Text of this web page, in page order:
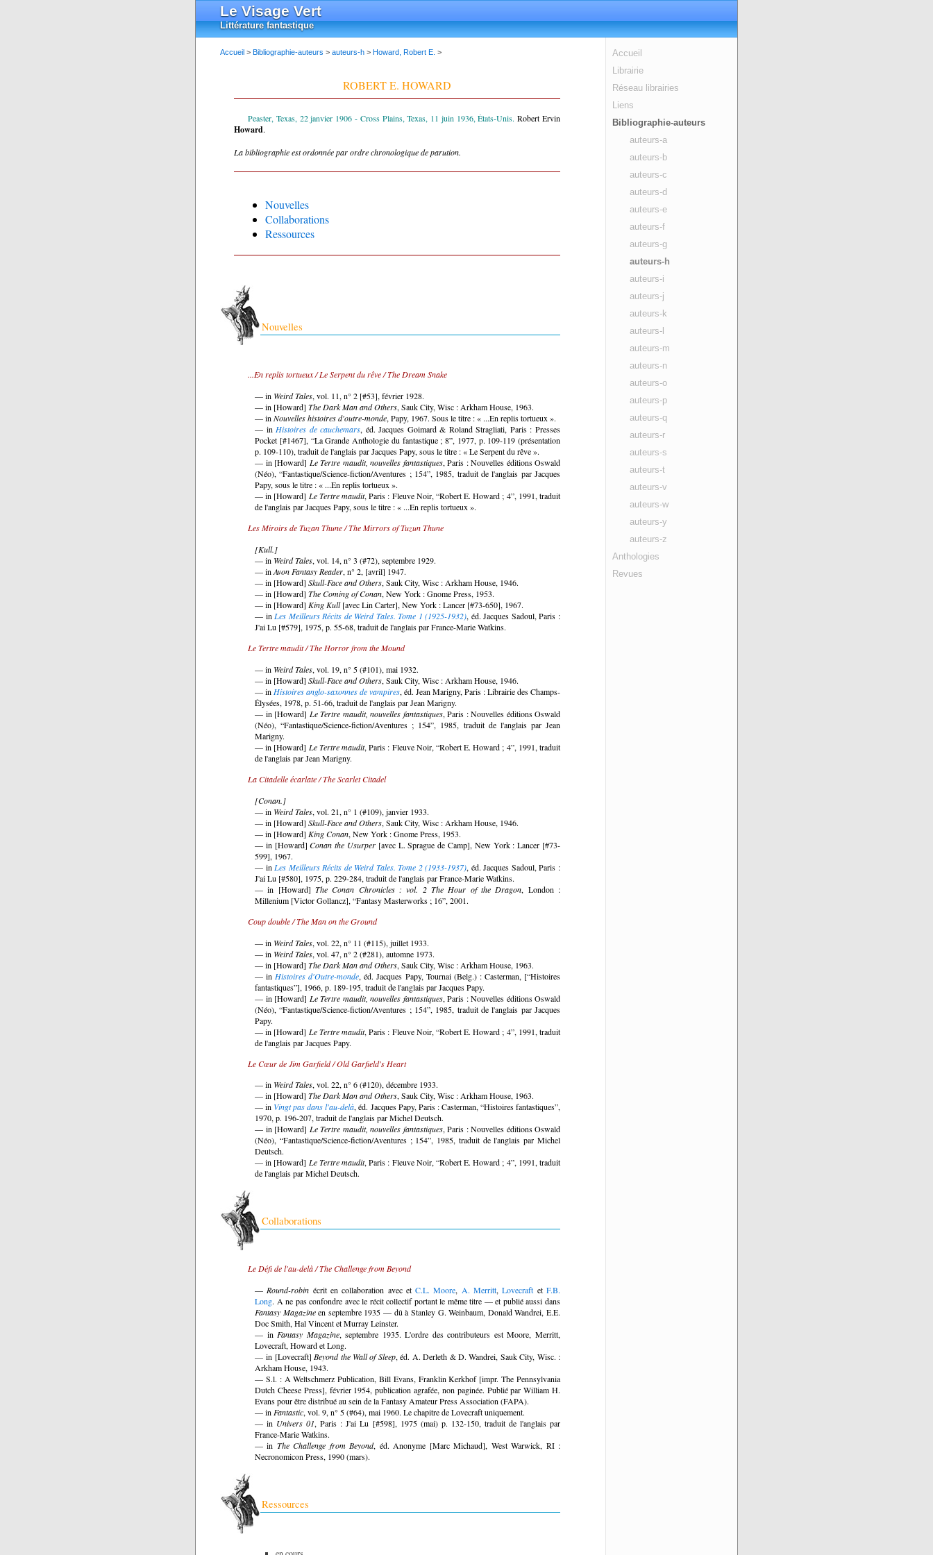
Le Visage Vert
Littérature fantastique
Accueil
Librairie
Réseau librairies
Liens
Bibliographie-auteurs
auteurs-a
auteurs-b
auteurs-c
auteurs-d
auteurs-e
auteurs-f
auteurs-g
auteurs-h
auteurs-i
auteurs-j
auteurs-k
auteurs-l
auteurs-m
auteurs-n
auteurs-o
auteurs-p
auteurs-q
auteurs-r
auteurs-s
auteurs-t
auteurs-v
auteurs-w
auteurs-y
auteurs-z
Anthologies
Revues
Accueil > Bibliographie-auteurs > auteurs-h > Howard, Robert E. >
ROBERT E. HOWARD
Peaster, Texas, 22 janvier 1906 - Cross Plains, Texas, 11 juin 1936, États-Unis. Robert Ervin
Howard.
La bibliographie est ordonnée par ordre chronologique de parution.
Nouvelles
Collaborations
Ressources
Nouvelles
...En replis tortueux / Le Serpent du rêve / The Dream Snake
— in Weird Tales, vol. 11, n° 2 [#53], février 1928.
— in [Howard] The Dark Man and Others, Sauk City, Wisc : Arkham House, 1963.
— in Nouvelles histoires d'outre-monde, Papy, 1967. Sous le titre : « ...En replis tortueux ».
— in Histoires de cauchemars, éd. Jacques Goimard & Roland Stragliati, Paris : Presses
Pocket [#1467], “La Grande Anthologie du fantastique ; 8”, 1977, p. 109-119 (présentation
p. 109-110), traduit de l'anglais par Jacques Papy, sous le titre : « Le Serpent du rêve ».
— in [Howard] Le Tertre maudit, nouvelles fantastiques, Paris : Nouvelles éditions Oswald
(Néo), “Fantastique/Science-fiction/Aventures ; 154”, 1985, traduit de l'anglais par Jacques
Papy, sous le titre : « ...En replis tortueux ».
— in [Howard] Le Tertre maudit, Paris : Fleuve Noir, “Robert E. Howard ; 4”, 1991, traduit
de l'anglais par Jacques Papy, sous le titre : « ...En replis tortueux ».
Les Miroirs de Tuzan Thune / The Mirrors of Tuzun Thune
[Kull.]
— in Weird Tales, vol. 14, n° 3 (#72), septembre 1929.
— in Avon Fantasy Reader, n° 2, [avril] 1947.
— in [Howard] Skull-Face and Others, Sauk City, Wisc : Arkham House, 1946.
— in [Howard] The Coming of Conan, New York : Gnome Press, 1953.
— in [Howard] King Kull[avec Lin Carter], New York : Lancer [#73-650], 1967.
— in Les Meilleurs Récits de Weird Tales. Tome 1 (1925-1932), éd. Jacques Sadoul, Paris :
J'ai Lu [#579], 1975, p. 55-68, traduit de l'anglais par France-Marie Watkins.
Le Tertre maudit / The Horror from the Mound
— in Weird Tales, vol. 19, n° 5 (#101), mai 1932.
— in [Howard] Skull-Face and Others, Sauk City, Wisc : Arkham House, 1946.
— in Histoires anglo-saxonnes de vampires, éd. Jean Marigny, Paris : Librairie des Champs-
Élysées, 1978, p. 51-66, traduit de l'anglais par Jean Marigny.
— in [Howard] Le Tertre maudit, nouvelles fantastiques, Paris : Nouvelles éditions Oswald
(Néo), “Fantastique/Science-fiction/Aventures ; 154”, 1985, traduit de l'anglais par Jean
Marigny.
— in [Howard] Le Tertre maudit, Paris : Fleuve Noir, “Robert E. Howard ; 4”, 1991, traduit
de l'anglais par Jean Marigny.
La Citadelle écarlate / The Scarlet Citadel
[Conan.]
— in Weird Tales, vol. 21, n° 1 (#109), janvier 1933.
— in [Howard] Skull-Face and Others, Sauk City, Wisc : Arkham House, 1946.
— in [Howard] King Conan, New York : Gnome Press, 1953.
— in [Howard]Conan the Usurper [avec L. Sprague de Camp], New York : Lancer [#73-
599], 1967.
— in Les Meilleurs Récits de Weird Tales. Tome 2 (1933-1937), éd. Jacques Sadoul, Paris :
J'ai Lu [#580], 1975, p. 229-284, traduit de l'anglais par France-Marie Watkins.
— in [Howard] The Conan Chronicles : vol. 2 The Hour of the Dragon, London :
Millenium [Victor Gollancz], “Fantasy Masterworks ; 16”, 2001.
Coup double / The Man on the Ground
— in Weird Tales, vol. 22, n° 11 (#115), juillet 1933.
— in Weird Tales, vol. 47, n° 2 (#281), automne 1973.
— in [Howard] The Dark Man and Others, Sauk City, Wisc : Arkham House, 1963.
— in Histoires d'Outre-monde, éd. Jacques Papy, Tournai (Belg.) : Casterman, [“Histoires
fantastiques”], 1966, p. 189-195, traduit de l'anglais par Jacques Papy.
— in [Howard] Le Tertre maudit, nouvelles fantastiques, Paris : Nouvelles éditions Oswald
(Néo), “Fantastique/Science-fiction/Aventures ; 154”, 1985, traduit de l'anglais par Jacques
Papy.
— in [Howard] Le Tertre maudit, Paris : Fleuve Noir, “Robert E. Howard ; 4”, 1991, traduit
de l'anglais par Jacques Papy.
Le Cœur de Jim Garfield / Old Garfield's Heart
— in Weird Tales, vol. 22, n° 6 (#120), décembre 1933.
— in [Howard] The Dark Man and Others, Sauk City, Wisc : Arkham House, 1963.
— in Vingt pas dans l'au-delà, éd. Jacques Papy, Paris : Casterman, “Histoires fantastiques”,
1970, p. 196-207, traduit de l'anglais par Michel Deutsch.
— in [Howard] Le Tertre maudit, nouvelles fantastiques, Paris : Nouvelles éditions Oswald
(Néo), “Fantastique/Science-fiction/Aventures ; 154”, 1985, traduit de l'anglais par Michel
Deutsch.
— in [Howard] Le Tertre maudit, Paris : Fleuve Noir, “Robert E. Howard ; 4”, 1991, traduit
de l'anglais par Michel Deutsch.
Collaborations
Le Défi de l'au-delà / The Challenge from Beyond
—Round-robin écrit en collaboration avec etC.L. Moore, A. Merritt,Lovecraft etF.B.
Long. A ne pas confondre avec le récit collectif portant le même titre — et publié aussi dans
Fantasy Magazineen septembre 1935 — dû à Stanley G. Weinbaum, Donald Wandrei, E.E.
Doc Smith, Hal Vincent et Murray Leinster.
— inFantasy Magazine, septembre 1935. L'ordre des contributeurs est Moore, Merritt,
Lovecraft, Howard et Long.
— in [Lovecraft]Beyond the Wall of Sleep, éd. A. Derleth & D. Wandrei, Sauk City, Wisc. :
Arkham House, 1943.
— S.l. : A Weltschmerz Publication, Bill Evans, Franklin Kerkhof [impr. The Pennsylvania
Dutch Cheese Press], février 1954, publication agrafée, non paginée. Publié par William H.
Evans pour être distribué au sein de la Fantasy Amateur Press Association (FAPA).
— inFantastic, vol. 9, n° 5 (#64), mai 1960. Le chapitre de Lovecraft uniquement.
— in Univers 01, Paris : J'ai Lu [#598], 1975 (mai) p. 132-150, traduit de l'anglais par
France-Marie Watkins.
— in The Challenge from Beyond, éd. Anonyme [Marc Michaud], West Warwick, RI :
Necronomicon Press, 1990 (mars).
Ressources